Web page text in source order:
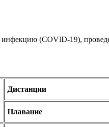
(COVID-19),
Дистанции
Плавание